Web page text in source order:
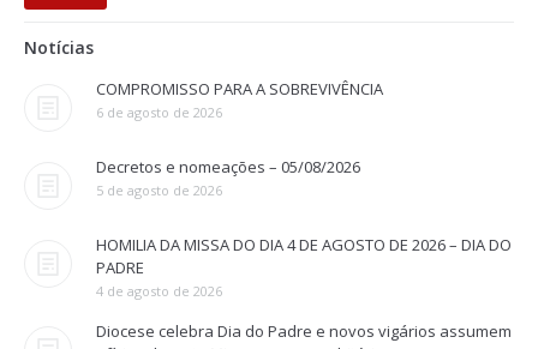
Notícias
COMPROMISSO PARA A SOBREVIVÊNCIA
6 de agosto de 2026
Decretos e nomeações – 05/08/2026
5 de agosto de 2026
HOMILIA DA MISSA DO DIA 4 DE AGOSTO DE 2026 – DIA DO
PADRE
4 de agosto de 2026
Diocese celebra Dia do Padre e novos vigários assumem